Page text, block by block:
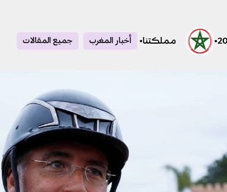
• مملكتنا• أخبار المغرب جميع المقالات